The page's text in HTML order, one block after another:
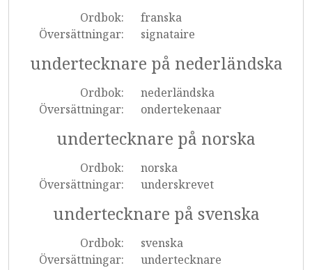
Ordbok:
franska
Översättningar:
signataire
undertecknare på nederländska
Ordbok:
nederländska
Översättningar:
ondertekenaar
undertecknare på norska
Ordbok:
norska
Översättningar:
underskrevet
undertecknare på svenska
Ordbok:
svenska
Översättningar:
undertecknare